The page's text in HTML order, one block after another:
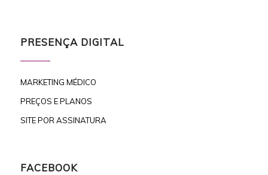
PRESENÇA DIGITAL
MARKETING MÉDICO
PREÇOS E PLANOS
SITE POR ASSINATURA
FACEBOOK